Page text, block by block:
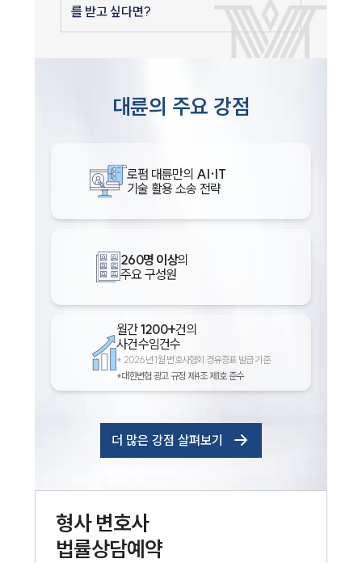
를 받고 싶다면?
대륜의 주요 강점
로펌 대륜만의 AI·IT
기술 활용 소송 전략
260명 이상의
주요 구성원
월간1200+건의
사건수임건수
* 2026년 1월 변호사협회 경유증표 발급 기준
*대한변협 광고 규정 제4조 제1호 준수
더 많은 강점 살펴보기
형사변호사
법률상담예약